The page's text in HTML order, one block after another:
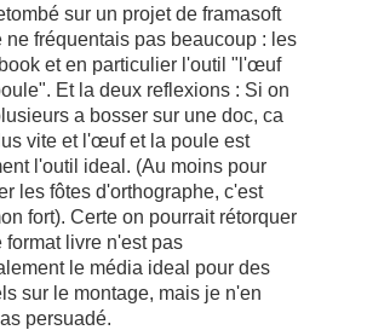
sur un projet de framasoft
ne fréquentais pas beaucoup : les
et en particulier l'outil "l'œuf
Et la deux reflexions : Si on
a bosser sur une doc, ca
vite et l'œuf et la poule est
l'outil ideal. (Au moins pour
les fôtes d'orthographe, c'est
fort). Certe on pourrait rétorquer
format livre n'est pas
le média ideal pour des
sur le montage, mais je n'en
persuadé.